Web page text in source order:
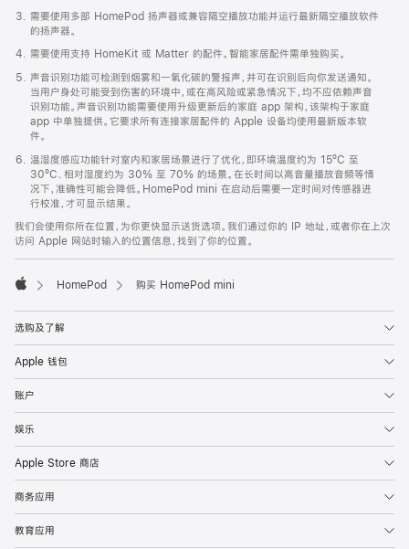
需要使用多部 HomePod 扬声器或兼容隔空播放功能并运行最新隔空播放软件
的扬声器。
需要使用支持 HomeKit 或 Matter 的配件。智能家居配件需单独购买。
声音识别功能可检测到烟雾和一氧化碳的警报声，并可在识别后向你发送通知。
当用户身处可能受到伤害的环境中，或在高风险或紧急情况下，均不应依赖声音
识别功能。声音识别功能需要使用升级更新后的家庭 app 架构，该架构于家庭
app 中单独提供。它要求所有连接家居配件的 Apple 设备均使用最新版本软
件。
温湿度感应功能针对室内和家居场景进行了优化，即环境温度约为 15ºC 至
30ºC、相对湿度约为 30% 至 70% 的场景。在长时间以高音量播放音频等情
况下，准确性可能会降低。HomePod mini 在启动后需要一定时间对传感器进
行校准，才可显示结果。
我们会使用你所在位置，为你更快显示送货选项。我们通过你的 IP 地址，或者你在上次
访问 Apple 网站时输入的位置信息，找到了你的位置。
HomePod 购买 HomePod mini
选购及了解
Apple 钱包
账户
娱乐
Apple Store 商店
商务应用
教育应用